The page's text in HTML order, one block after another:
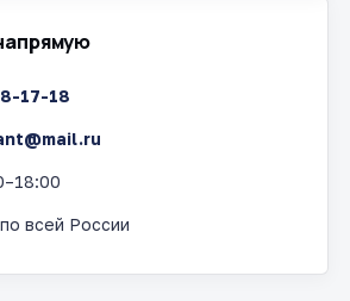
17-18
всей России